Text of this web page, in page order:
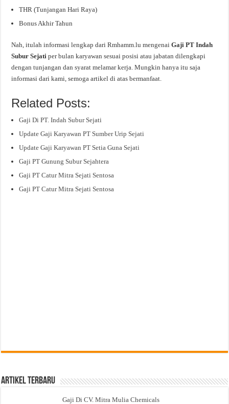
THR (Tunjangan Hari Raya)
Bonus Akhir Tahun
Nah, itulah informasi lengkap dari Rmhamm.lu mengenaiGaji PT Indah
Subur Sejatiper bulan karyawan sesuai posisi atau jabatan dilengkapi
dengan tunjangan dan syarat melamar kerja. Mungkin hanya itu saja
informasi dari kami, semoga artikel di atas bermanfaat.
Related Posts:
Gaji Di PT. Indah Subur Sejati
Update Gaji Karyawan PT Sumber Urip Sejati
Update Gaji Karyawan PT Setia Guna Sejati
Gaji PT Gunung Subur Sejahtera
Gaji PT Catur Mitra Sejati Sentosa
Gaji PT Catur Mitra Sejati Sentosa
Artikel Terbaru
Gaji Di CV. Mitra Mulia Chemicals